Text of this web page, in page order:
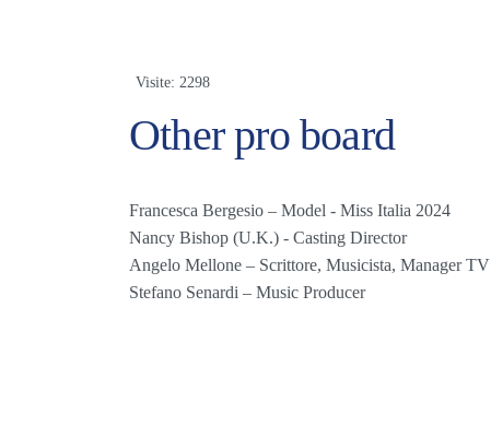
Visite: 2298
Other pro board
Francesca Bergesio – Model - Miss Italia 2024
Nancy Bishop (U.K.) - Casting Director
Angelo Mellone – Scrittore, Musicista, Manager TV
Stefano Senardi – Music Producer